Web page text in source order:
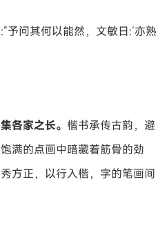
予问其何以能然，文敏日:‘亦熟
各家之长。 楷书承传古韵，避
满的点画中暗藏着筋骨的劲
方正，以行入楷，字的笔画间